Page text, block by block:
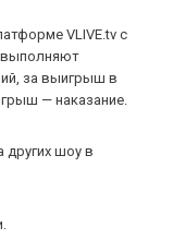
VLIVE.tv с
выполняют
за выигрыш в
— наказание.
других шоу в